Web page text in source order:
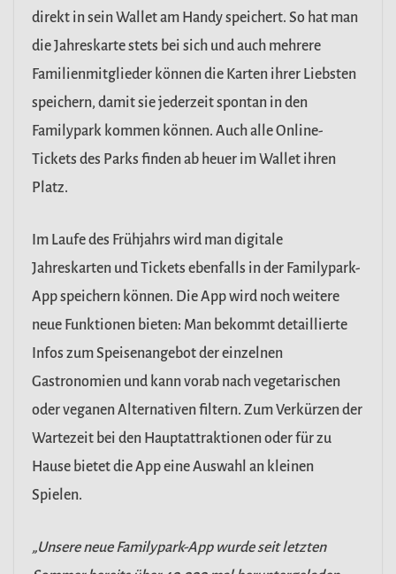
direkt in sein Wallet am Handy speichert. So hat man
die Jahreskarte stets bei sich und auch mehrere
Familienmitglieder können die Karten ihrer Liebsten
speichern, damit sie jederzeit spontan in den
Familypark kommen können. Auch alle Online-
Tickets des Parks finden ab heuer im Wallet ihren
Platz.
Im Laufe des Frühjahrs wird man digitale
Jahreskarten und Tickets ebenfalls in der Familypark-
App speichern können. Die App wird noch weitere
neue Funktionen bieten: Man bekommt detaillierte
Infos zum Speisenangebot der einzelnen
Gastronomien und kann vorab nach vegetarischen
oder veganen Alternativen filtern. Zum Verkürzen der
Wartezeit bei den Hauptattraktionen oder für zu
Hause bietet die App eine Auswahl an kleinen
Spielen.
„Unsere neue Familypark-App wurde seit letzten